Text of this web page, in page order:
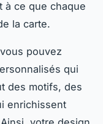
à ce que chaque
la carte.
pouvez
qui
des motifs, des
enrichissent